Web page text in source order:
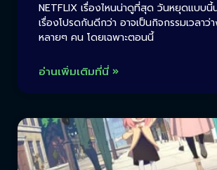
NETFLIX เรื่องไหนน่าดูที่สุด วันหยุดแบบ
เรื่องโปรดกันดีกว่า อาจเป็นกิจกรรมเวลาว่
หลายๆ คน โดยเฉพาะตอนนี้
อ่านเพิ่มเติมที่นี่ »